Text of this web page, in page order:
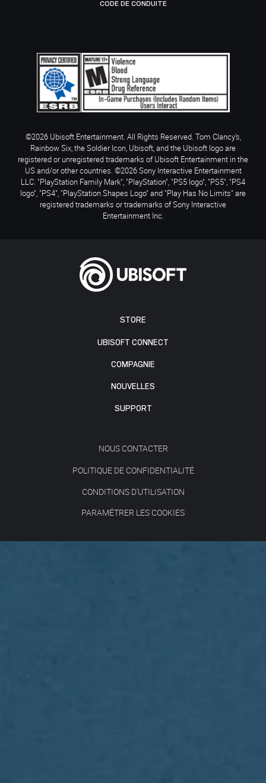
STORE
UBISOFT CONNECT
COMPAGNIE
NOUVELLES
SUPPORT
NOUS CONTACTER
POLITIQUE DE CONFIDENTIALITÉ
CONDITIONS D'UTILISATION
PARAMÉTRER LES COOKIES
CODE DE CONDUITE
©2026 Ubisoft Entertainment. All Rights Reserved. Tom Clancy’s,
Rainbow Six, the Soldier Icon, Ubisoft, and the Ubisoft logo are
registered or unregistered trademarks of Ubisoft Entertainment in the
US and/or other countries. ©2026 Sony Interactive Entertainment
LLC. "PlayStation Family Mark", "PlayStation", "PS5 logo", "PS5", "PS4
logo", "PS4", "PlayStation Shapes Logo" and "Play Has No Limits" are
registered trademarks or trademarks of Sony Interactive
Entertainment Inc.